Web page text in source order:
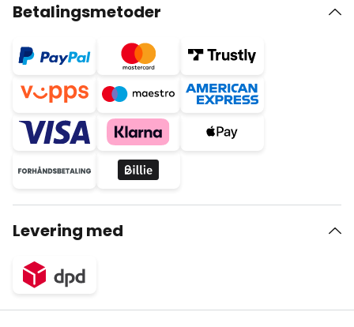
Betalingsmetoder
Levering med